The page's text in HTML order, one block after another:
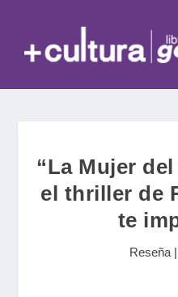
“La Mujer
el thriller de
te
Reseña|